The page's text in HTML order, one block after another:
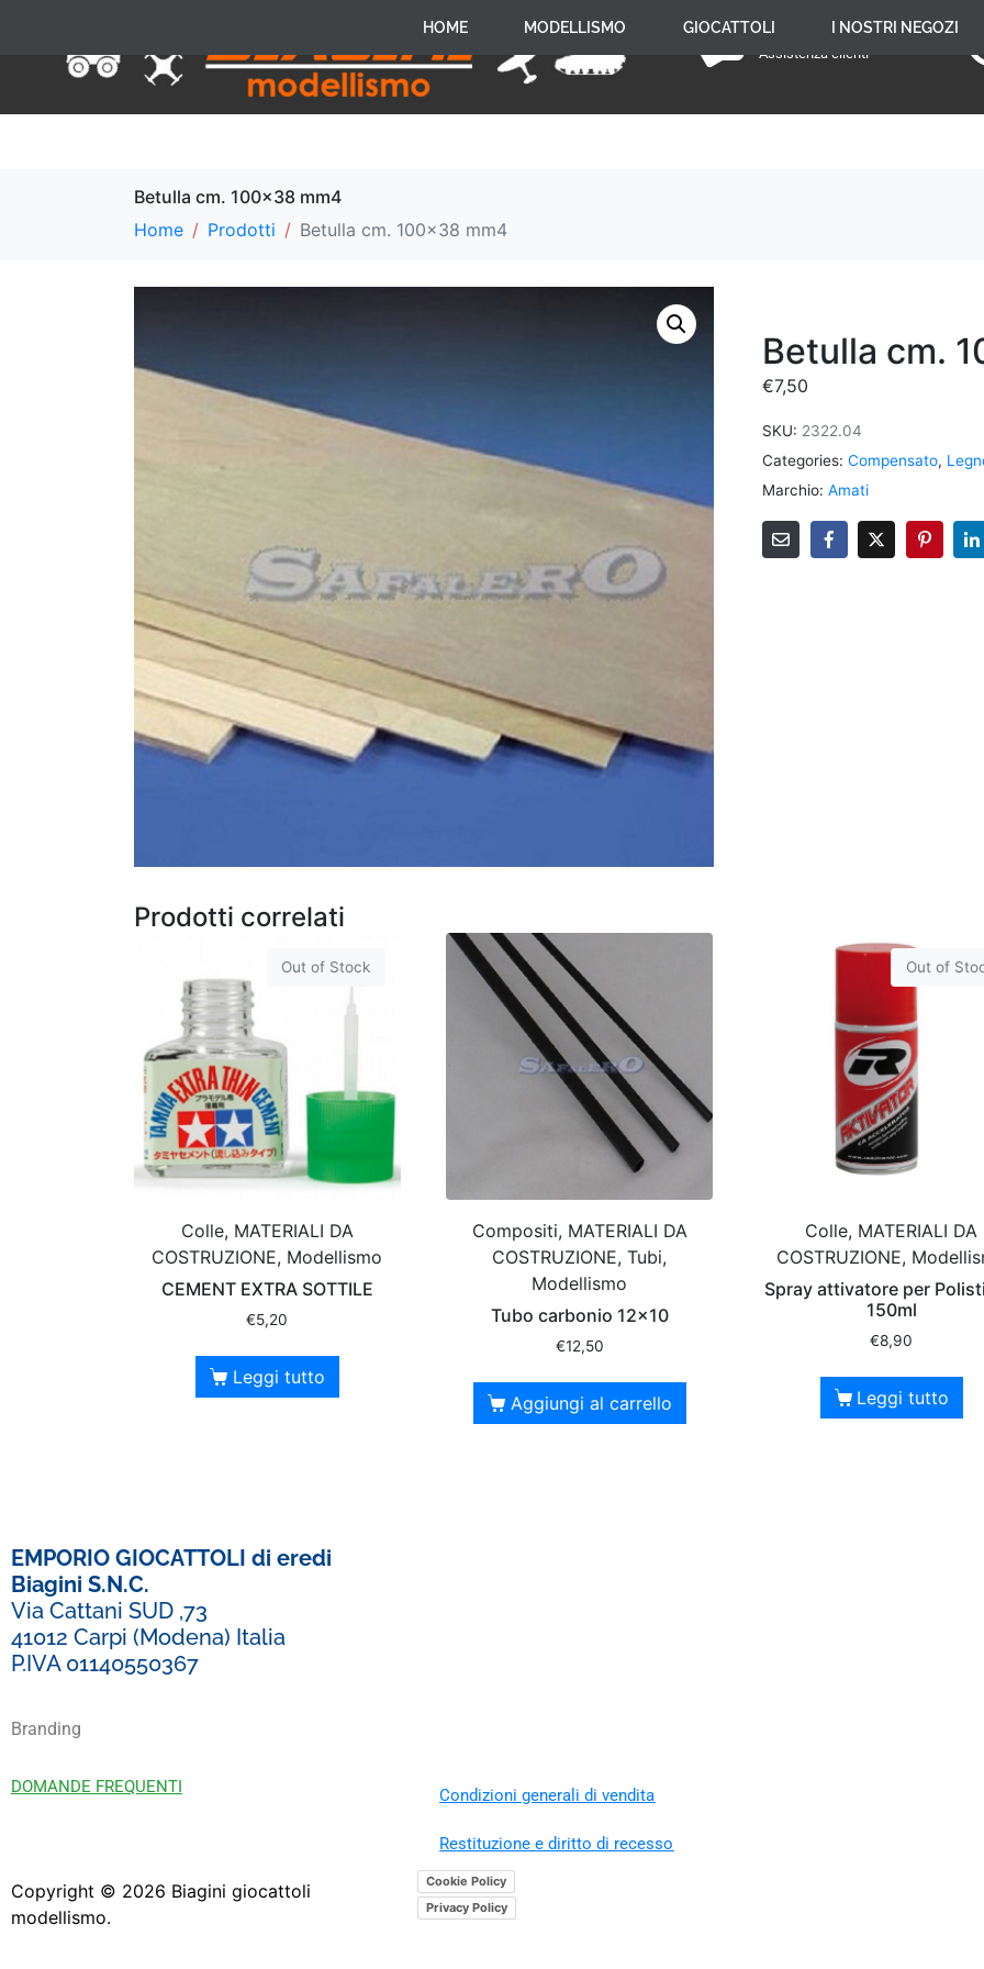
+39 059 650 005
Assistenza clienti
HOME MODELLISMO GIOCATTOLI I NOSTRI NEGOZI
Betulla cm. 100×38 mm4
Home
Prodotti Betulla cm. 100×38 mm4
Betulla cm.
€7,50
SKU: 2322.04
Categories: Compensato,
Marchio: Amati
Prodotti correlati
Out of Stock
Colle, MATERIALI DA
COSTRUZIONE, Modellismo
CEMENT EXTRA SOTTILE
€5,20
Leggi tutto
Compositi, MATERIALI DA
COSTRUZIONE, Tubi,
Modellismo
Tubo carbonio 12×10
€12,50
Aggiungi al carrello
Out of
Colle, MATERIALI DA
COSTRUZIONE,
Spray attivatore per
150ml
€8,90
Leggi tutto
EMPORIO GIOCATTOLI di eredi
Biagini S.N.C.
Via Cattani SUD ,73
41012 Carpi (Modena) Italia
P.IVA 01140550367
Branding
DOMANDE FREQUENTI Condizioni generali di vendita
Restituzione e diritto di recesso
Copyright © 2026 Biagini giocattoli
modellismo.
Cookie Policy
Privacy Policy